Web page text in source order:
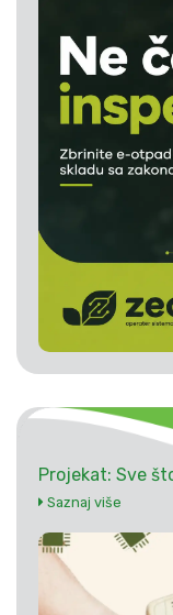
Projekat: Sve
Saznaj više